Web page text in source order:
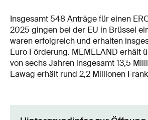
Insgesamt 548 Anträge für einen
2025 gingen bei der EU in Brüssel
waren erfolgreich und erhalten
Euro Förderung. MEMELAND erhält
von sechs Jahren insgesamt 13,5
Eawag erhält rund 2,2 Millionen